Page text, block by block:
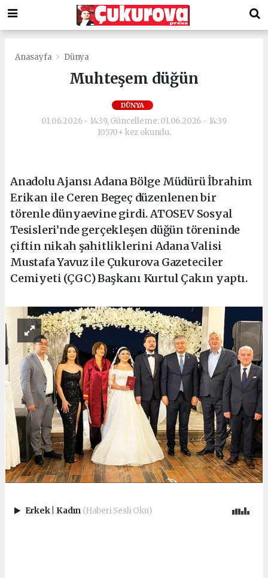
Anasayfa Dünya
Muhteşem düğün
DÜNYA
01.06.2026 - 14:39, Güncelleme: 01.06.2026 - 14:39
10570+ kez okundu.
Anadolu Ajansı Adana Bölge Müdürü İbrahim
Erikan ile Ceren Begeç düzenlenen bir
törenle dünyaevine girdi. ATOSEV Sosyal
Tesisleri’nde gerçekleşen düğün töreninde
çiftin nikah şahitliklerini Adana Valisi
Mustafa Yavuz ile Çukurova Gazeteciler
Cemiyeti (ÇGC) Başkanı Kurtul Çakın yaptı.
Erkek Kadın (Haberi Sesli Oku)